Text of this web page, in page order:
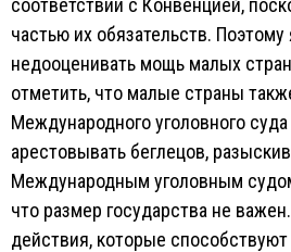
соответствии с Конвенцией,
частью их обязательств.
недооценивать мощь малых
отметить, что малые страны
Международного уголовного
арестовывать беглецов,
Международным уголовным
что размер государства не
действия, которые